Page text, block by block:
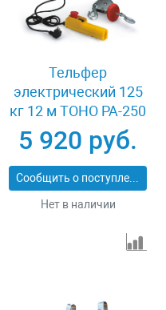
Тельфер
электрический 125
кг 12 м TOHO РА-250
5 920 руб.
Сообщить о поступлении
Нет в наличии